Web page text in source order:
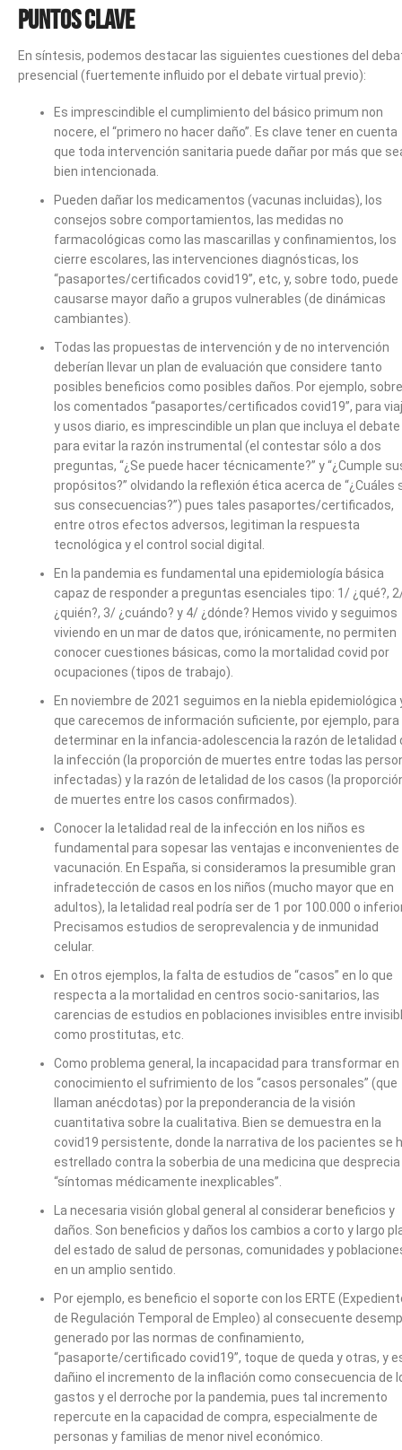
Puntos clave
En síntesis, podemos destacar las siguientes cuestiones del
presencial (fuertemente influido por el debate virtual previo):
Es imprescindible el cumplimiento del básico primum non
nocere, el “primero no hacer daño”. Es clave tener en cuenta
que toda intervención sanitaria puede dañar por más que
bien intencionada.
Pueden dañar los medicamentos (vacunas incluidas), los
consejos sobre comportamientos, las medidas no
farmacológicas como las mascarillas y confinamientos, los
cierre escolares, las intervenciones diagnósticas, los
“pasaportes/certificados covid19”, etc, y, sobre todo, puede
causarse mayor daño a grupos vulnerables (de dinámicas
cambiantes).
Todas las propuestas de intervención y de no intervención
deberían llevar un plan de evaluación que considere tanto
posibles beneficios como posibles daños. Por ejemplo, sobre
los comentados “pasaportes/certificados covid19”, para
y usos diario, es imprescindible un plan que incluya el debate
para evitar la razón instrumental (el contestar sólo a dos
preguntas, “¿Se puede hacer técnicamente?” y “¿Cumple
propósitos?” olvidando la reflexión ética acerca de “¿Cuáles
sus consecuencias?”) pues tales pasaportes/certificados,
entre otros efectos adversos, legitiman la respuesta
tecnológica y el control social digital.
En la pandemia es fundamental una epidemiología básica
capaz de responder a preguntas esenciales tipo: 1/ ¿qué?,
¿quién?, 3/ ¿cuándo? y 4/ ¿dónde? Hemos vivido y seguimos
viviendo en un mar de datos que, irónicamente, no permiten
conocer cuestiones básicas, como la mortalidad covid por
ocupaciones (tipos de trabajo).
En noviembre de 2021 seguimos en la niebla epidemiológica
que carecemos de información suficiente, por ejemplo, para
determinar en la infancia-adolescencia la razón de letalidad
la infección (la proporción de muertes entre todas las
infectadas) y la razón de letalidad de los casos (la
de muertes entre los casos confirmados).
Conocer la letalidad real de la infección en los niños es
fundamental para sopesar las ventajas e inconvenientes de
vacunación. En España, si consideramos la presumible gran
infradetección de casos en los niños (mucho mayor que en
adultos), la letalidad real podría ser de 1 por 100.000 o
Precisamos estudios de seroprevalencia y de inmunidad
celular.
En otros ejemplos, la falta de estudios de “casos” en lo que
respecta a la mortalidad en centros socio-sanitarios, las
carencias de estudios en poblaciones invisibles entre
como prostitutas, etc.
Como problema general, la incapacidad para transformar en
conocimiento el sufrimiento de los “casos personales” (que
llaman anécdotas) por la preponderancia de la visión
cuantitativa sobre la cualitativa. Bien se demuestra en la
covid19 persistente, donde la narrativa de los pacientes se
estrellado contra la soberbia de una medicina que
“síntomas médicamente inexplicables”.
La necesaria visión global general al considerar beneficios y
daños. Son beneficios y daños los cambios a corto y largo
del estado de salud de personas, comunidades y
en un amplio sentido.
Por ejemplo, es beneficio el soporte con los ERTE
de Regulación Temporal de Empleo) al consecuente
generado por las normas de confinamiento,
“pasaporte/certificado covid19”, toque de queda y otras, y
dañino el incremento de la inflación como consecuencia de
gastos y el derroche por la pandemia, pues tal incremento
repercute en la capacidad de compra, especialmente de
personas y familias de menor nivel económico.